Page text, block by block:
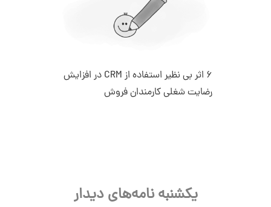
6 اثر بی نظیر استفاده از CRM در افزایش
رضایت شغلی کارمندان فروش
یکشنبه نامه‌های دیدار